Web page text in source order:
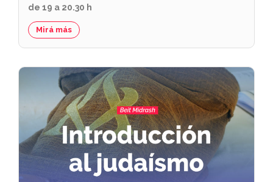
de 19 a 20.30 h
Mirá más